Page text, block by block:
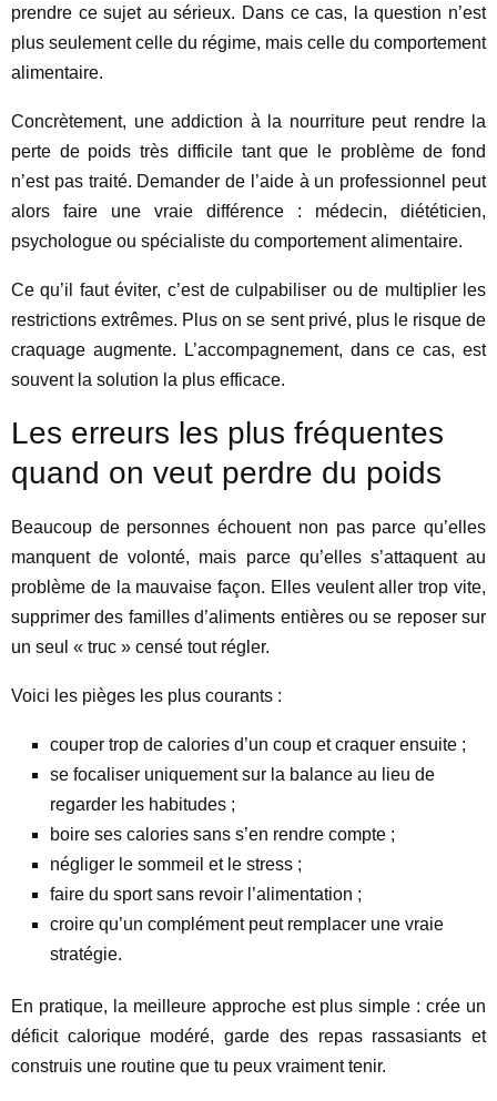
prendre ce sujet au sérieux. Dans ce cas, la question n’est
plus seulement celle du régime, mais celle du comportement
alimentaire.
Concrètement, une addiction à la nourriture peut rendre la
perte de poids très difficile tant que le problème de fond
n’est pas traité. Demander de l’aide à un professionnel peut
alors faire une vraie différence : médecin, diététicien,
psychologue ou spécialiste du comportement alimentaire.
Ce qu’il faut éviter, c’est de culpabiliser ou de multiplier les
restrictions extrêmes. Plus on se sent privé, plus le risque de
craquage augmente. L’accompagnement, dans ce cas, est
souvent la solution la plus efficace.
Les erreurs les plus fréquentes
quand on veut perdre du poids
Beaucoup de personnes échouent non pas parce qu’elles
manquent de volonté, mais parce qu’elles s’attaquent au
problème de la mauvaise façon. Elles veulent aller trop vite,
supprimer des familles d’aliments entières ou se reposer sur
un seul « truc » censé tout régler.
Voici les pièges les plus courants :
couper trop de calories d’un coup et craquer ensuite ;
se focaliser uniquement sur la balance au lieu de
regarder les habitudes ;
boire ses calories sans s’en rendre compte ;
négliger le sommeil et le stress ;
faire du sport sans revoir l’alimentation ;
croire qu’un complément peut remplacer une vraie
stratégie.
En pratique, la meilleure approche est plus simple : crée un
déficit calorique modéré, garde des repas rassasiants et
construis une routine que tu peux vraiment tenir.